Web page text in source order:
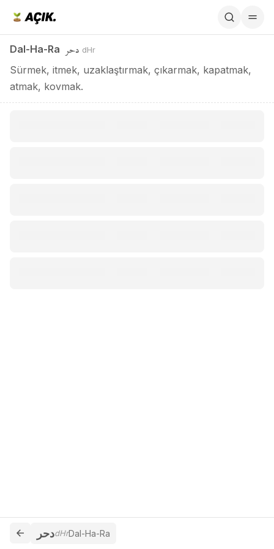
Dal-Ha-Ra دحر dHr
Sürmek, itmek, uzaklaştırmak, çıkarmak, kapatmak,
atmak, kovmak.
دحرdHrDal-Ha-Ra